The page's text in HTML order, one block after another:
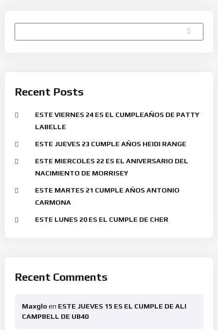
Buscar
Recent Posts
ESTE VIERNES 24 ES EL CUMPLEAÑOS DE PATTY
LABELLE
ESTE JUEVES 23 CUMPLE AÑOS HEIDI RANGE
ESTE MIERCOLES 22 ES EL ANIVERSARIO DEL
NACIMIENTO DE MORRISEY
ESTE MARTES 21 CUMPLE AÑOS ANTONIO
CARMONA
ESTE LUNES 20 ES EL CUMPLE DE CHER
Recent Comments
Maxglo en ESTE JUEVES 15 ES EL CUMPLE DE ALI
CAMPBELL DE UB40